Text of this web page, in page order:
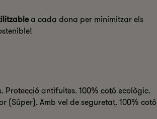
a cada dona per minimitzar els
antifuites. 100% cotó ecològic.
(Súper). Amb vel de seguretat. 100% cotó